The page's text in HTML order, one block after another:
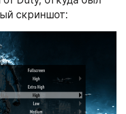
скриншот: